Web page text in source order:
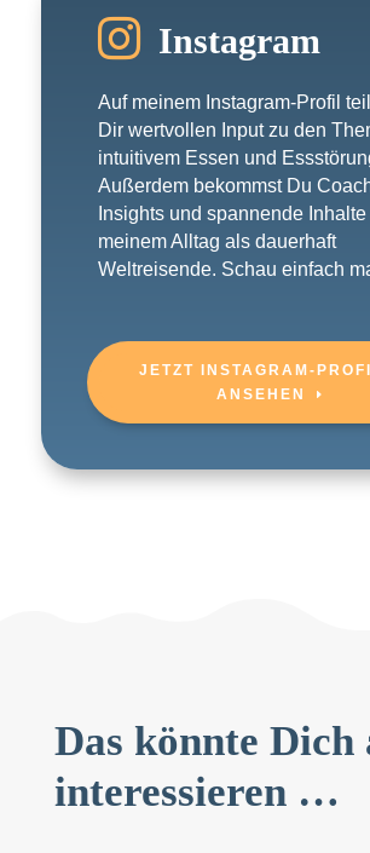
 Instagram
Auf meinem Instagram-Profil
Dir wertvollen Input zu den
intuitivem Essen und
Außerdem bekommst Du
Insights und spannende
meinem Alltag als dauerhaft
Weltreisende. Schau einfach
JETZT INSTAGRAM-
ANSEHEN
Das könnte Dich
interessieren …